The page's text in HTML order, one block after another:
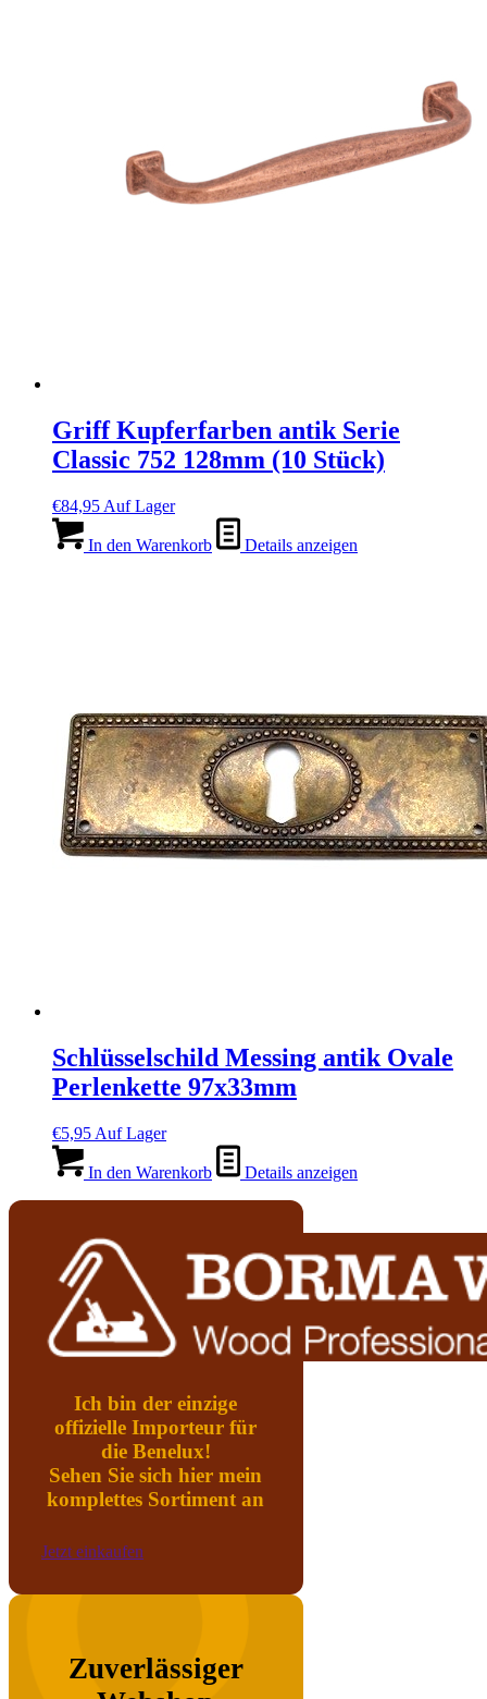
Griff Kupferfarben antik Serie
Classic 752 128mm (10 Stück)
€84,95 Auf Lager
In den Warenkorb Details anzeigen
Schlüsselschild Messing antik Ovale
Perlenkette 97x33mm
€5,95 Auf Lager
In den Warenkorb Details anzeigen
Ich bin der einzige
offizielle Importeur für
die Benelux!
Sehen Sie sich hier mein
komplettes Sortiment an
Jetzt einkaufen
Zuverlässiger